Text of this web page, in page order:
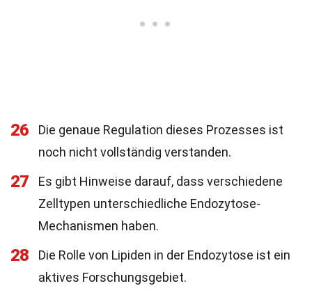
26
Die genaue Regulation dieses Prozesses ist
noch nicht vollständig verstanden.
27
Es gibt Hinweise darauf, dass verschiedene
Zelltypen unterschiedliche Endozytose-
Mechanismen haben.
28
Die Rolle von Lipiden in der Endozytose ist ein
aktives Forschungsgebiet.